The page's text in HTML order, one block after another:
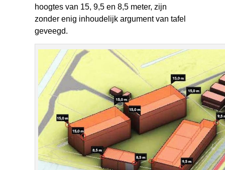
hoogtes van 15, 9,5 en 8,5 meter, zijn
zonder enig inhoudelijk argument van tafel
geveegd.